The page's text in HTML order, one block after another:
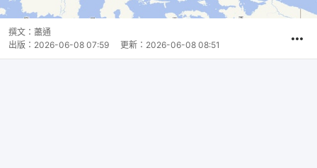
撰文： 蕭通
出版： 2026-06-08 07:59 更新： 2026-06-08 08:51